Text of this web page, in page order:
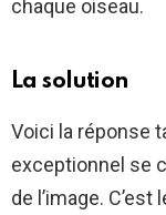
chaque oiseau.
La solution
Voici la réponse
exceptionnel se
de l’image.